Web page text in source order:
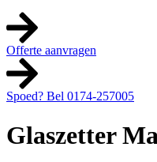
Offerte aanvragen
Spoed? Bel 0174-257005
Glaszetter